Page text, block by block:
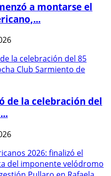
a montarse el
de la celebración del